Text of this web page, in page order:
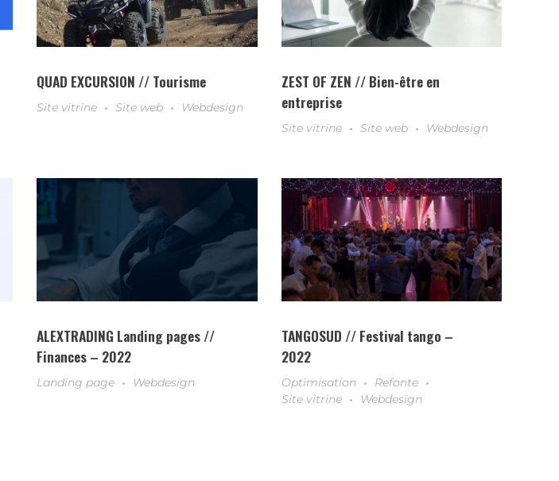
QUAD EXCURSION // Tourisme
Site vitrine Site web Webdesign
ZEST OF ZEN // Bien-être en
entreprise
Site vitrine Site web Webdesign
ALEXTRADING Landing pages //
Finances – 2022
Landing page Webdesign
TANGOSUD // Festival tango –
2022
Optimisation
Refonte
Site vitrine
Webdesign